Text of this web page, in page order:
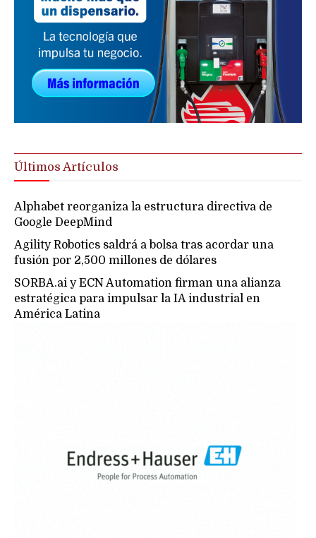
Últimos Artículos
Alphabet reorganiza la estructura directiva de
Google DeepMind
Agility Robotics saldrá a bolsa tras acordar una
fusión por 2,500 millones de dólares
SORBA.ai y ECN Automation firman una alianza
estratégica para impulsar la IA industrial en
América Latina